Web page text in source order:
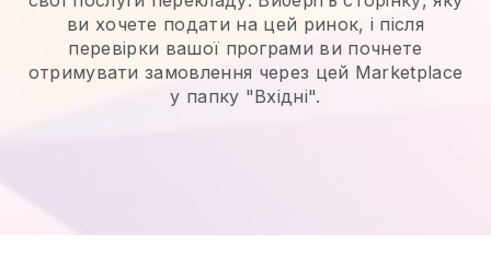
ви хочете подати на цей ринок, і після
перевірки вашої програми ви почнете
отримувати замовлення через цей Marketplace
у папку "Вхідні".